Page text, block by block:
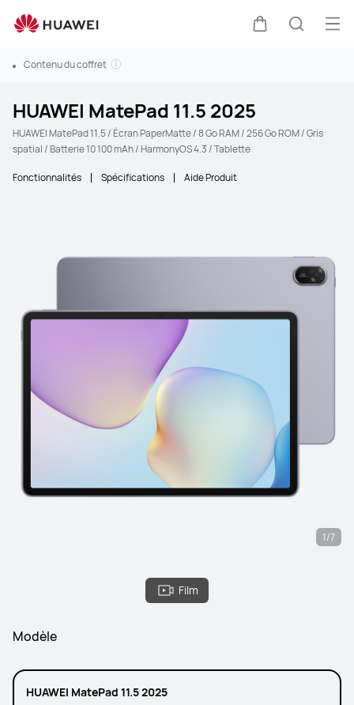
Contenu du coffret
HUAWEI MatePad 11.5 2025
HUAWEI MatePad 11.5 / Écran PaperMatte / 8 Go RAM / 256 Go ROM / Gris
spatial / Batterie 10 100 mAh / HarmonyOS 4.3 / Tablette
Fonctionnalités Spécifications Aide Produit
Film
1/7
Modèle
HUAWEI MatePad 11.5 2025